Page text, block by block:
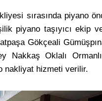
sırasında piyano
piyano taşıyıcı ekip
Gökçeali
Nakkaş Oklalı
nakliyat hizmeti verilir.